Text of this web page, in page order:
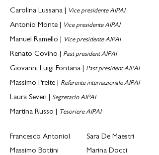
Carolina Lussana | Vice presidenteAIPAI
Antonio Monte | Vice presidenteAIPAI
Manuel Ramello | Vice presidente AIPAI
Renato Covino | Past presidentAIPAI
Giovanni Luigi Fontana | Past presidentAIPAI
Massimo Preite | Referente internazionale AIPAI
Laura Severi | Segretario AIPAI
Martina Russo | Tesoriere AIPAI
Francesco Antoniol
Massimo Bottini
Sara De Maestri
Marina Docci